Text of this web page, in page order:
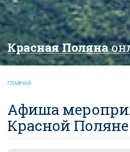
Красная Поляна
ГЛАВНАЯ
Афиша
Красной Поляне